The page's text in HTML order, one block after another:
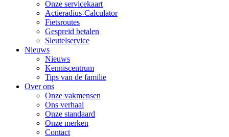
Onze servicekaart
Actieradius-Calculator
Fietsroutes
Gespreid betalen
Sleutelservice
Nieuws
Nieuws
Kenniscentrum
Tips van de familie
Over ons
Onze vakmensen
Ons verhaal
Onze standaard
Onze merken
Contact